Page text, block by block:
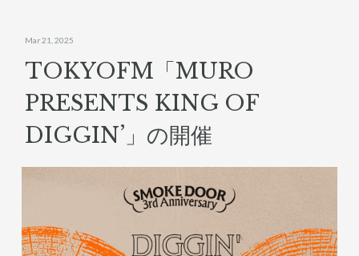
TOKYOFM「MURO
PRESENTS KING OF
DIGGIN’」の開催
Mar 21, 2025